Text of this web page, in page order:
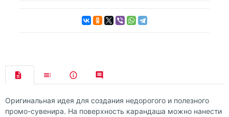
Оригинальная идея для создания недорогого и полезного
промо-сувенира. На поверхность карандаша можно нанести